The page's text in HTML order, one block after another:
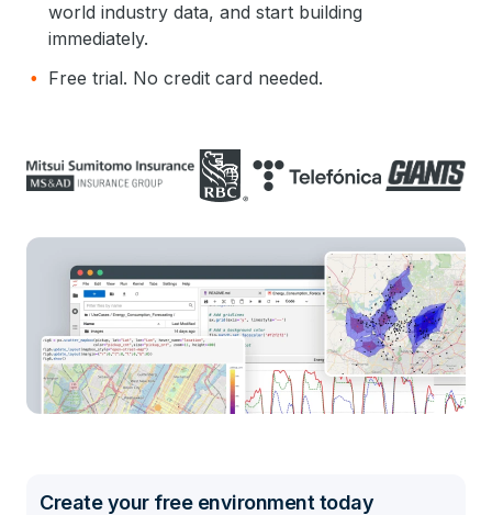
world industry data, and start building
immediately.
Free trial. No credit card needed.
Create your free environment today